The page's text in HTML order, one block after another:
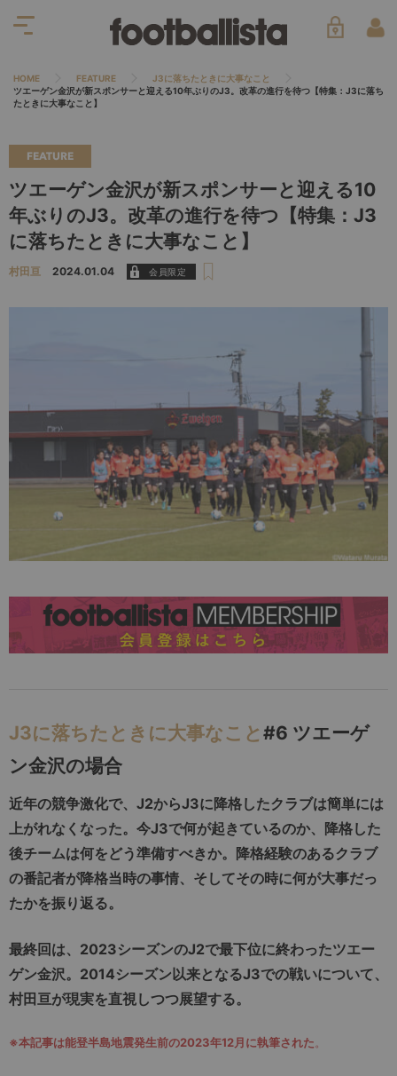
HOME FEATURE
J3に落ちたときに大事なこと
ツエーゲン金沢が新スポンサーと迎える10年ぶりのJ3。改革の進行を待つ【特集：J3に落ち
たときに大事なこと】
FEATURE
ツエーゲン金沢が新スポンサーと迎える10
年ぶりのJ3。改革の進行を待つ【特集：J3
に落ちたときに大事なこと】
村田亘 2024.01.04
J3に落ちたときに大事なこと#6 ツエーゲ
ン金沢の場合
近年の競争激化で、J2からJ3に降格したクラブは簡単には
上がれなくなった。今J3で何が起きているのか、降格した
後チームは何をどう準備すべきか。降格経験のあるクラブ
の番記者が降格当時の事情、そしてその時に何が大事だっ
たかを振り返る。
最終回は、2023シーズンのJ2で最下位に終わったツエー
ゲン金沢。2014シーズン以来となるJ3での戦いについて、
村田亘が現実を直視しつつ展望する。
※本記事は能登半島地震発生前の2023年12月に執筆された。